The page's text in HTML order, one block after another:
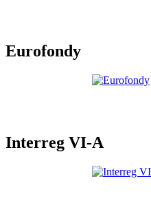
Eurofondy
Interreg VI-A